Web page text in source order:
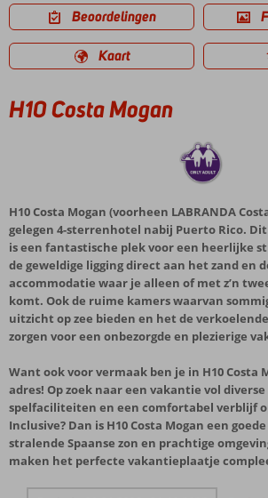
Beoordelingen
Kaart
H10 Costa Mogan
H10 Costa Mogan (voorheen LABRANDA
gelegen 4-sterrenhotel nabij Puerto Rico.
is een fantastische plek voor een heerlijke
de geweldige ligging direct aan het zand en
accommodatie waar je alleen of met z’n
komt. Ook de ruime kamers waarvan
uitzicht op zee bieden en het de
zorgen voor een onbezorgde en plezierige
Want ook voor vermaak ben je in H10 Costa
adres! Op zoek naar een vakantie vol
spelfaciliteiten en een comfortabel verblijf
Inclusive? Dan is H10 Costa Mogan een
stralende Spaanse zon en prachtige
maken het perfecte vakantieplaatje